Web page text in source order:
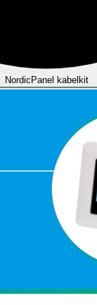
NordicPanel kabelkit